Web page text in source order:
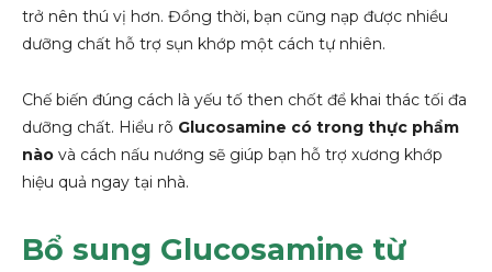
trở nên thú vị hơn. Đồng thời, bạn cũng nạp được nhiều
dưỡng chất hỗ trợ sụn khớp một cách tự nhiên.
Chế biến đúng cách là yếu tố then chốt để khai thác tối đa
dưỡng chất. Hiểu rõ Glucosamine có trong thực phẩm
nào và cách nấu nướng sẽ giúp bạn hỗ trợ xương khớp
hiệu quả ngay tại nhà.
Bổ sung Glucosamine từ